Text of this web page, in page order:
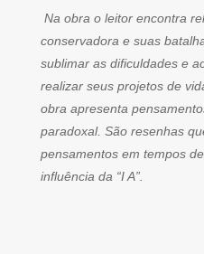
Na obra o leitor encontra
conservadora e suas
sublimar as dificuldades e
realizar seus projetos de
obra apresenta
paradoxal. São resenhas
pensamentos em tempos
influência da “I A”.